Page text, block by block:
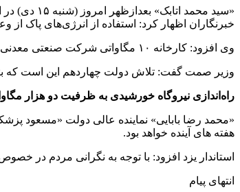
خبرنگاران اظهار کرد: استفاده از انرژی‌های پاک
وی افزود: کارخانه ۱۰ مگاواتی شرکت صنعتی معدنی چادرملو که امروز به بهره برداری رسید به همت متخصصان ایرانی و تلاشی در جهت رفع ناترازی انرژی کشور است.
وزیر صمت گفت: تلاش دولت چهاردهم این است که
راه‌اندازی نیروگاه‌ خورشیدی به ظرفیت دو هزار
«محمد رضا بابایی» نماینده عالی دولت «مسعود
هفته ‌های آینده خواهد بود.
استاندار یزد افزود: با توجه به نگرانی مردم در
انتهای پیام